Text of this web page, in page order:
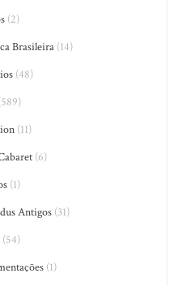
(2)
Brasileira(14)
(48)
(11)
(6)
(1)
Antigos (31)
(54)
(1)